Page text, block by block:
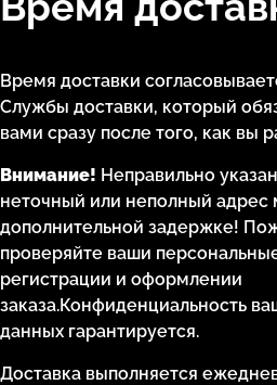
Время доставки
Службы доставки, который
вами сразу после того, как вы
Внимание! Неправильно
неточный или неполный адрес
дополнительной задержке!
проверяйте ваши
регистрации и оформлении
заказа.Конфиденциальность
данных гарантируется.
Доставка выполняется